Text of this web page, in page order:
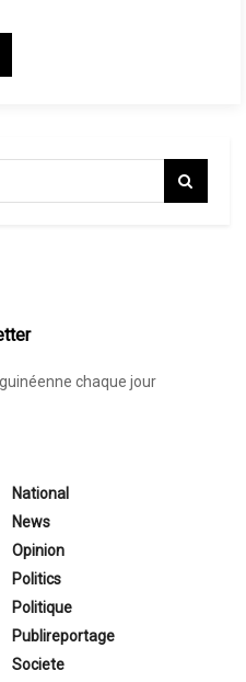
chaque jour
National
News
Opinion
Politics
Politique
Publireportage
Societe